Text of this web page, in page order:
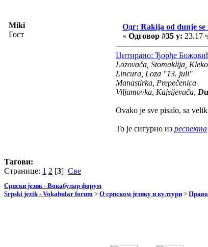
Miki
Гост
Одг: Rakija od dunje se
« Одговор #35 у: 23.17
Цитирано: Ђорђе
Lozovača, Stomaklija,
Lincura, Loza "13. juli"
Manastirka, Prepečenica
Viljamovka, Kajsijevača,
Ovako je sve pisalo, sa
То је сигурно из респекта
Тагови:
Странице: 1 2 [3] Све
Српски језик - Вокабулар форум
Srpski jezik - Vokabular forum > О српском језику и култури >